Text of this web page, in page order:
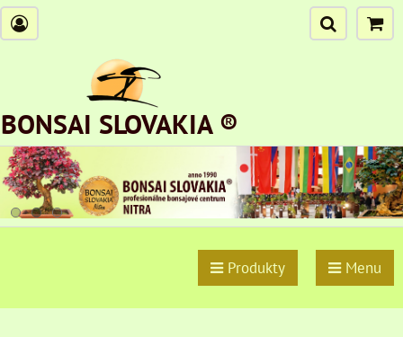
BONSAI SLOVAKIA ®
Produkty Menu